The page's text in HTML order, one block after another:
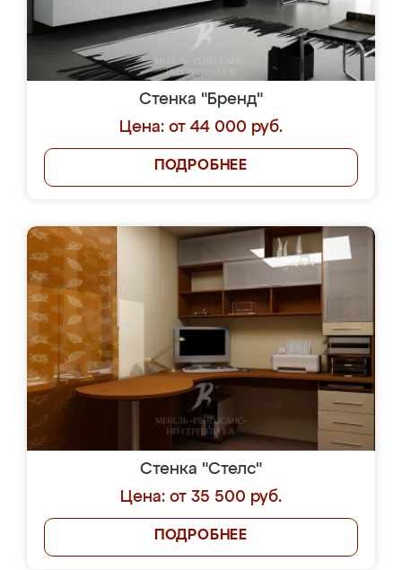
Стенка "Бренд"
Цена: от 44 000 руб.
ПОДРОБНЕЕ
Стенка "Стелс"
Цена: от 35 500 руб.
ПОДРОБНЕЕ